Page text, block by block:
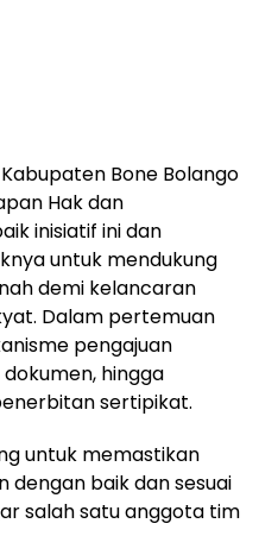
Bone Bolango
Hak dan
inisiatif ini dan
untuk mendukung
demi kelancaran
Dalam pertemuan
pengajuan
hingga
sertipikat.
untuk memastikan
dengan baik dan sesuai
salah satu anggota tim